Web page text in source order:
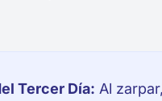
Tercer Día: Al